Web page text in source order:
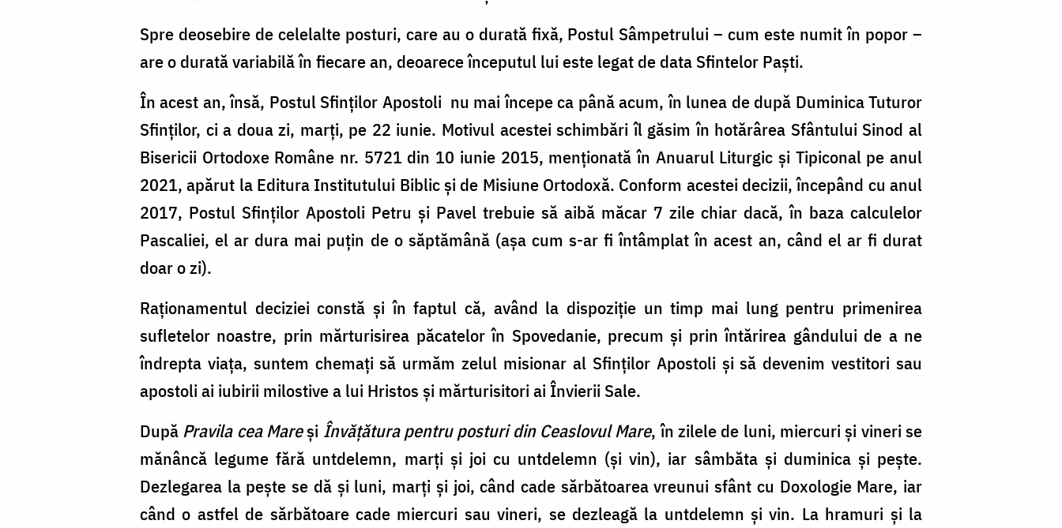
Spre deosebire de celelalte posturi, care au o durată fixă, Postul Sâmpetrului – cum este numit în popor –
are o durată variabilă în fiecare an, deoarece începutul lui este legat de data Sfintelor Paști.
În acest an, însă, Postul Sfinților Apostoli nu mai începe ca până acum, în lunea de după Duminica Tuturor
Sfinților, ci a doua zi, marți, pe 22 iunie. Motivul acestei schimbări îl găsim în hotărârea Sfântului Sinod al
Bisericii Ortodoxe Române nr. 5721 din 10 iunie 2015, menționată în Anuarul Liturgic și Tipiconal pe anul
2021, apărut la Editura Institutului Biblic şi de Misiune Ortodoxă. Conform acestei decizii, începând cu anul
2017, Postul Sfinților Apostoli Petru și Pavel trebuie să aibă măcar 7 zile chiar dacă, în baza calculelor
Pascaliei, el ar dura mai puțin de o săptămână (așa cum s-ar fi întâmplat în acest an, când el ar fi durat
doar o zi).
Raționamentul deciziei constă și în faptul că, având la dispoziție un timp mai lung pentru primenirea
sufletelor noastre, prin mărturisirea păcatelor în Spovedanie, precum şi prin întărirea gândului de a ne
îndrepta viaţa, suntem chemați să urmăm zelul misionar al Sfinților Apostoli și să devenim vestitori sau
apostoli ai iubirii milostive a lui Hristos și mărturisitori ai Învierii Sale.
După Pravila cea Mareși Învățătura pentru posturi din Ceaslovul Mare, în zilele de luni, miercuri și vineri se
mănâncă legume fără untdelemn, marți și joi cu untdelemn (și vin), iar sâmbăta și duminica și pește.
Dezlegarea la pește se dă și luni, marți și joi, când cade sărbătoarea vreunui sfânt cu Doxologie Mare, iar
când o astfel de sărbătoare cade miercuri sau vineri, se dezleagă la untdelemn și vin. La hramuri și la